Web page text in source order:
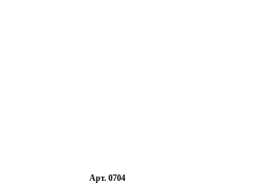
Арт. 0704